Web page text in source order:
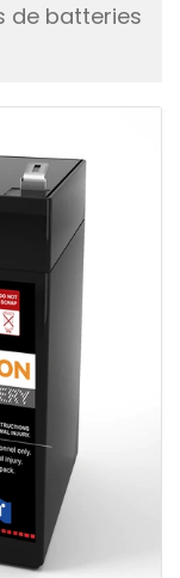
de batteries